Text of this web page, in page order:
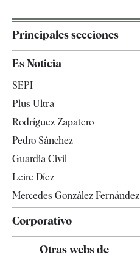
Principales secciones
Televisión
Es Noticia
SEPI
Plus Ultra
Rodríguez Zapatero
Pedro Sánchez
Guardia Civil
Leire Díez
Mercedes González Fernández
Corporativo
Otras webs de